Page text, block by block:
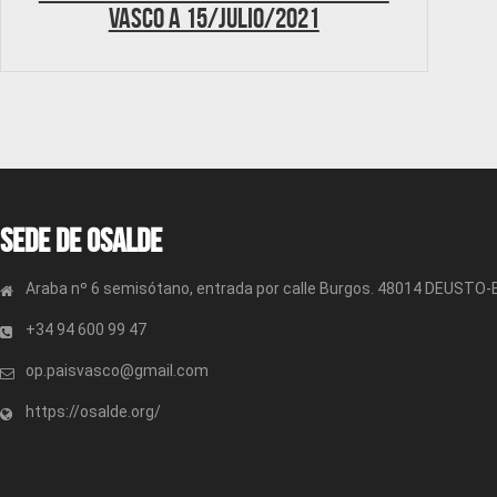
Vasco a 15/julio/2021
Sede de OSALDE
Araba nº 6 semisótano, entrada por calle Burgos. 48014 DEUSTO-
+34 94 600 99 47
op.paisvasco@gmail.com
https://osalde.org/